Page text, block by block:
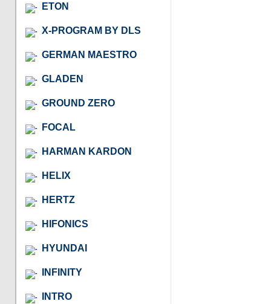
ETON
X-PROGRAM BY DLS
GERMAN MAESTRO
GLADEN
GROUND ZERO
FOCAL
HARMAN KARDON
HELIX
HERTZ
HIFONICS
HYUNDAI
INFINITY
INTRO